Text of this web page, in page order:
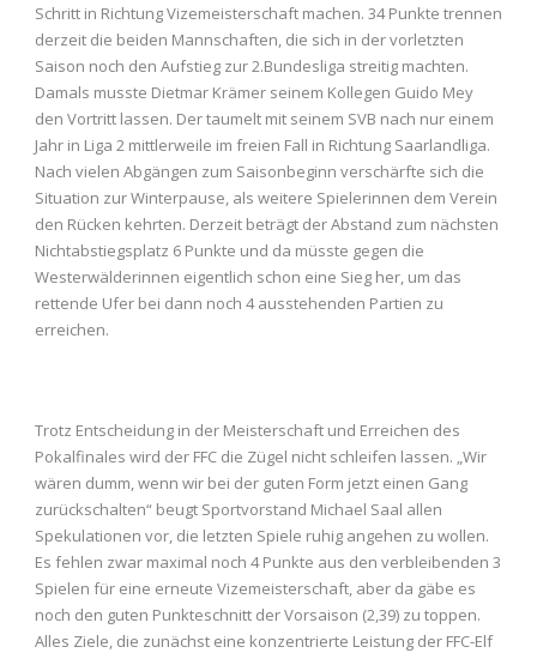
Schritt in Richtung Vizemeisterschaft machen. 34 Punkte trennen
derzeit die beiden Mannschaften, die sich in der vorletzten
Saison noch den Aufstieg zur 2.Bundesliga streitig machten.
Damals musste Dietmar Krämer seinem Kollegen Guido Mey
den Vortritt lassen. Der taumelt mit seinem SVB nach nur einem
Jahr in Liga 2 mittlerweile im freien Fall in Richtung Saarlandliga.
Nach vielen Abgängen zum Saisonbeginn verschärfte sich die
Situation zur Winterpause, als weitere Spielerinnen dem Verein
den Rücken kehrten. Derzeit beträgt der Abstand zum nächsten
Nichtabstiegsplatz 6 Punkte und da müsste gegen die
Westerwälderinnen eigentlich schon eine Sieg her, um das
rettende Ufer bei dann noch 4 ausstehenden Partien zu
erreichen.
Trotz Entscheidung in der Meisterschaft und Erreichen des
Pokalfinales wird der FFC die Zügel nicht schleifen lassen. „Wir
wären dumm, wenn wir bei der guten Form jetzt einen Gang
zurückschalten“ beugt Sportvorstand Michael Saal allen
Spekulationen vor, die letzten Spiele ruhig angehen zu wollen.
Es fehlen zwar maximal noch 4 Punkte aus den verbleibenden 3
Spielen für eine erneute Vizemeisterschaft, aber da gäbe es
noch den guten Punkteschnitt der Vorsaison (2,39) zu toppen.
Alles Ziele, die zunächst eine konzentrierte Leistung der FFC-Elf